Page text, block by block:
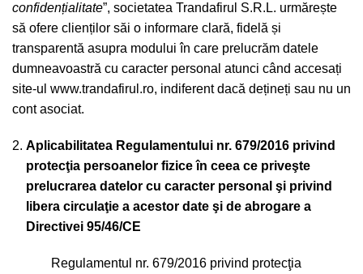
confidențialitate”, societatea Trandafirul S.R.L. urmărește
să ofere clienților săi o informare clară, fidelă și
transparentă asupra modului în care prelucrăm datele
dumneavoastră cu caracter personal atunci când accesați
site-ul www.trandafirul.ro, indiferent dacă dețineți sau nu un
cont asociat.
Aplicabilitatea Regulamentului nr. 679/2016 privind
protecţia persoanelor fizice în ceea ce priveşte
prelucrarea datelor cu caracter personal şi privind
libera circulaţie a acestor date şi de abrogare a
Directivei 95/46/CE
Regulamentul nr. 679/2016 privind protecţia